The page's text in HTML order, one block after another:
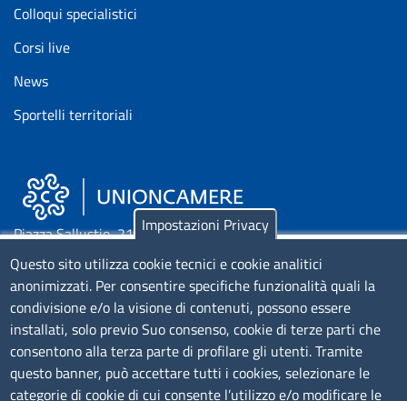
Colloqui specialistici
Corsi live
News
Sportelli territoriali
Piazza Sallustio, 21 - 00187 Roma
EMAIL: info.sni@unioncamere.it
C.F.: 01484460587
P.Iva: 01000211001
Impostazioni Privacy
Questo sito utilizza cookie tecnici e cookie analitici
anonimizzati. Per consentire specifiche funzionalità quali la
condivisione e/o la visione di contenuti, possono essere
installati, solo previo Suo consenso, cookie di terze parti che
consentono alla terza parte di profilare gli utenti. Tramite
questo banner, può accettare tutti i cookies, selezionare le
categorie di cookie di cui consente l’utilizzo e/o modificare le